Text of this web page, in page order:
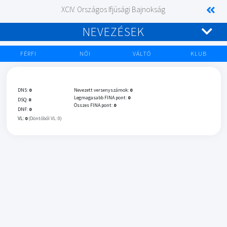
XCIV. Országos Ifjúsági Bajnokság
NEVEZÉSEK
FÉRFI NŐI VÁLTÓ KLUB
DNS: 0
DSQ: 0
DNF: 0
VL: 0 (Döntőből VL: 0)
Nevezett versenyszámok: 0
Legmagasabb FINA pont: 0
Összes FINA pont: 0